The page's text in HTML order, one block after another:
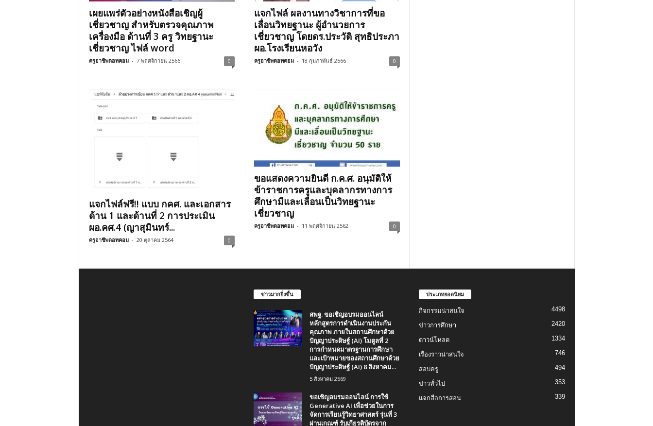
เผยแพร่ตัวอย่างหนังสือเชิญผู้
เชี่ยวชาญ สำหรับตรวจคุณภาพ
เครื่องมือ ด้านที่ 3 ครู วิทยฐานะ
เชี่ยวชาญ ไฟล์ word
ครูอาชีพดอทคอม - 7 พฤศจิกายน 2566 0
แจกไฟล์ ผลงานทางวิชาการที่ขอ
เลื่อนวิทยฐานะ ผู้อำนวยการ
เชี่ยวชาญ โดยดร.ประวัติ สุทธิประภา
ผอ.โรงเรียนหอวัง
ครูอาชีพดอทคอม - 18 กุมภาพันธ์ 2566 0
แจกไฟล์ฟรี!! แบบ กคศ. และเอกสาร
ด้าน 1 และด้านที่ 2 การประเมิน
ผอ.คศ.4 (ญาสุมินทร์...
ครูอาชีพดอทคอม - 20 ตุลาคม 2564 0
ขอแสดงความยินดี ก.ค.ศ. อนุมัติให้
ข้าราชการครูและบุคลากรทางการ
ศึกษามีและเลื่อนเป็นวิทยฐานะ
เชี่ยวชาญ
ครูอาชีพดอทคอม - 11 พฤศจิกายน 2562 0
ข่าวมากยิ่งขึ้น
สพฐ. ขอเชิญอบรมออนไลน์
หลักสูตรการดำเนินงานประกัน
คุณภาพ ภายในสถานศึกษาด้วย
ปัญญาประดิษฐ์ (AI) โมดูลที่ 2
การกำหนดมาตรฐานการศึกษา
และเป้าหมายของสถานศึกษาด้วย
ปัญญาประดิษฐ์ (AI) 8 สิงหาคม...
5 สิงหาคม 2569
ขอเชิญอบรมออนไลน์ การใช้
Generative AI เพื่อช่วยในการ
จัดการเรียนรู้วิทยาศาสตร์ รุ่นที่ 3
ผ่านเกณฑ์ รับเกียรติบัตรจาก
ประเภทยอดนิยม
กิจกรรมน่าสนใจ 4498
ข่าวการศึกษา 2420
ดาวน์โหลด 1334
เรื่องราวน่าสนใจ 746
สอบครู 494
ข่าวทั่วไป 353
แจกสื่อการสอน 339